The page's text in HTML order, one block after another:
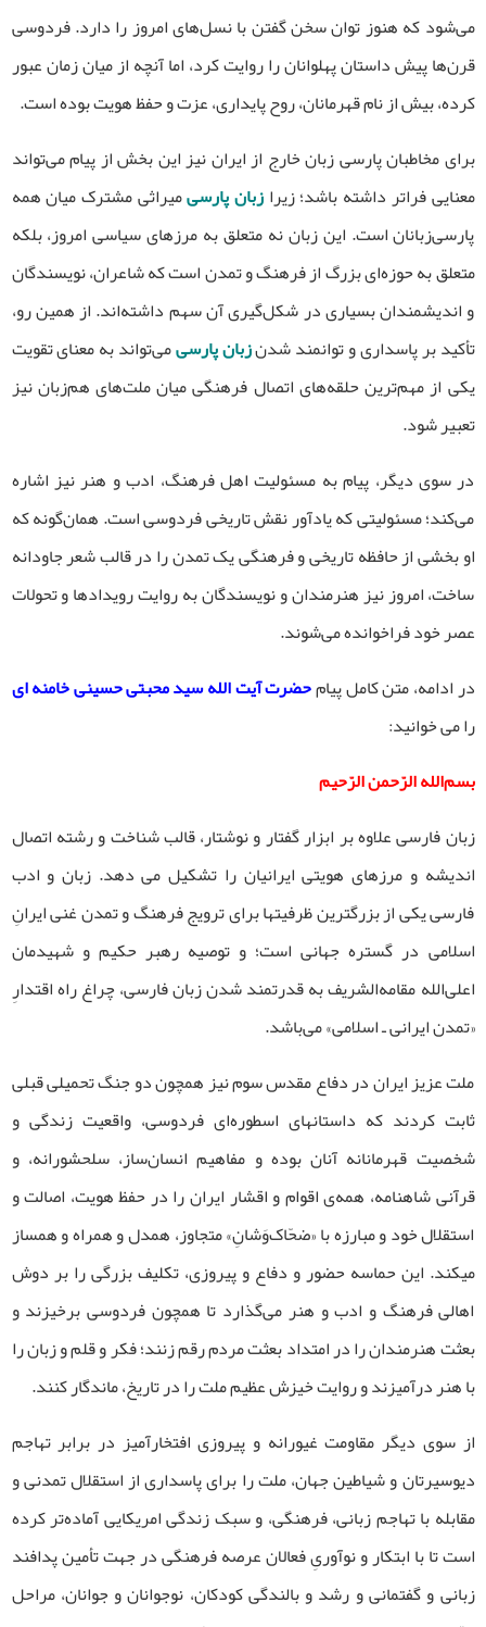
می‌شود که هنوز توان سخن گفتن با نسل‌های امروز را دارد. فردوسی
قرن‌ها پیش داستان پهلوانان را روایت کرد، اما آنچه از میان زمان عبور
کرده، بیش از نام قهرمانان، روح پایداری، عزت و حفظ هویت بوده است.
برای مخاطبان پارسی زبان خارج از ایران نیز این بخش از پیام می‌تواند
معنایی فراتر داشته باشد؛ زیرازبان پارسیمیراثی مشترک میان همه
پارسی‌زبانان است. این زبان نه متعلق به مرزهای سیاسی امروز، بلکه
متعلق به حوزه‌ای بزرگ از فرهنگ و تمدن است که شاعران، نویسندگان
و اندیشمندان بسیاری در شکل‌گیری آن سهم داشته‌اند. از همین رو،
تأکید بر پاسداری و توانمند شدنزبان پارسیمی‌تواند به معنای تقویت
یکی از مهم‌ترین حلقه‌های اتصال فرهنگی میان ملت‌های هم‌زبان نیز
تعبیر شود.
در سوی دیگر، پیام به مسئولیت اهل فرهنگ، ادب و هنر نیز اشاره
می‌کند؛ مسئولیتی که یادآور نقش تاریخی فردوسی است. همان‌گونه که
او بخشی از حافظه تاریخی و فرهنگی یک تمدن را در قالب شعر جاودانه
ساخت، امروز نیز هنرمندان و نویسندگان به روایت رویدادها و تحولات
عصر خود فراخوانده می‌شوند.
در ادامه، متن کامل پیامحضرت آیت الله سید محبتی حسینی خامنه ای
را می خوانید:
بسم‌الله الرّحمن الرّحیم
زبان فارسی علاوه بر ابزار گفتار و نوشتار، قالب شناخت و رشته‌ اتصال
اندیشه و مرزهای هویتی ایرانیان را تشکیل می دهد. زبان و ادب
فارسی یکی از بزرگترین ظرفیتها برای ترویج فرهنگ و تمدن غنی ایرانِ
اسلامی در گستره‌‌ جهانی است؛ و توصیه‌ رهبر حکیم و شهیدمان
اعلی‌الله مقامه‌الشریف به قدرتمند شدن زبان فارسی، چراغ راه اقتدارِ
«تمدن ایرانی ـ اسلامی» می‌باشد.
ملت عزیز ایران در دفاع مقدس سوم نیز همچون دو جنگ تحمیلی قبلی
ثابت کردند که داستانهای اسطوره‌ای فردوسی، واقعیت زندگی و
شخصیت قهرمانانه‌ آنان بوده و مفاهیم انسان‌ساز، سلحشورانه، و
قرآنی شاهنامه، همه‌ی اقوام و اقشار ایران را در حفظ هویت، اصالت و
استقلال خود و مبارزه با «ضحّاک‌وَشانِ» متجاوز، همدل و همراه و همساز
میکند. این حماسه‌ حضور و دفاع و پیروزی، تکلیف بزرگی را بر دوش
اهالی فرهنگ و ادب و هنر می‌گذارد تا همچون فردوسی برخیزند و
بعثت هنرمندان را در امتداد بعثت مردم رقم زنند؛ فکر و قلم و زبان را
با هنر درآمیزند و روایت خیزش عظیم ملت را در تاریخ، ماندگار کنند.
از سوی دیگر مقاومت غیورانه و پیروزی افتخارآمیز در برابر تهاجم
دیوسیرتان و شیاطین جهان، ملت را برای پاسداری از استقلال تمدنی و
مقابله با تهاجم زبانی، فرهنگی، و سبک زندگی امریکایی آماده‌تر کرده
است تا با ابتکار و نوآوریِ فعالان عرصه‌ فرهنگی در جهت تأمین پدافند
زبانی و گفتمانی و رشد و بالندگی کودکان، نوجوانان و جوانان، مراحل